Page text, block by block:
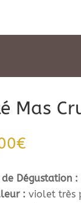
Mas
€
de Dégustation :
: violet très